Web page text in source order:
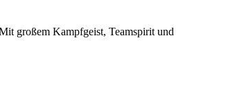
großem Kampfgeist, Teamspirit und